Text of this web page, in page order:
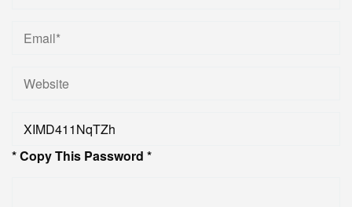
* Copy This Password *